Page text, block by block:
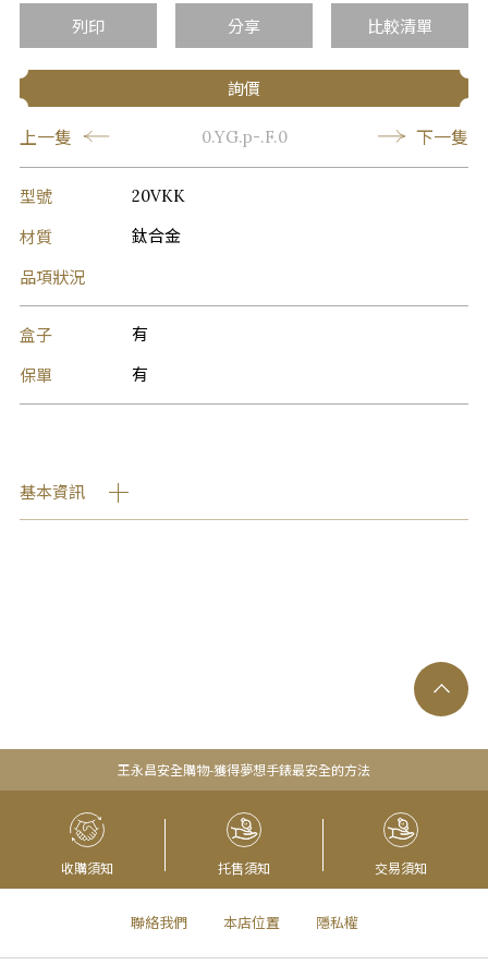
列印 分享 比較清單
詢價
上一隻 0.YG.p-.F.0 下一隻
型號 20VKK
材質 鈦合金
品項狀況
盒子 有
保單 有
基本資訊
王永昌安全購物-獲得夢想手錶最安全的方法
收購須知 托售須知 交易須知
聯絡我們 本店位置 隱私權